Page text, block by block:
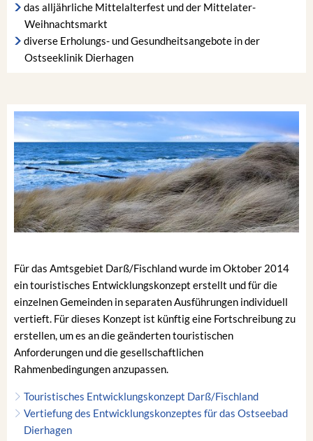
das alljährliche Mittelalterfest und der Mittelater-
Weihnachtsmarkt
diverse Erholungs- und Gesundheitsangebote in der
Ostseeklinik Dierhagen
Für das Amtsgebiet Darß/Fischland wurde im Oktober 2014
ein touristisches Entwicklungskonzept erstellt und für die
einzelnen Gemeinden in separaten Ausführungen individuell
vertieft. Für dieses Konzept ist künftig eine Fortschreibung zu
erstellen, um es an die geänderten touristischen
Anforderungen und die gesellschaftlichen
Rahmenbedingungen anzupassen.
Touristisches Entwicklungskonzept Darß/Fischland
Vertiefung des Entwicklungskonzeptes für das Ostseebad
Dierhagen